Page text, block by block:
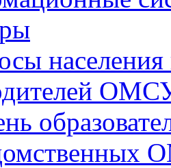
населения